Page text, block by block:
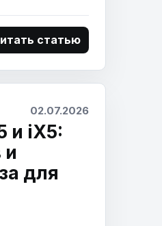
статью
02.07.2026
и iX5:
и
для